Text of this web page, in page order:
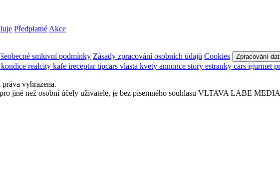
Předplatné Akce
smluvní podmínky Zásady zpracování osobních údajů Cookies Zpracování dat
kondice realcity kafe ireceptartipcars vlasta kvety annonce story estranky cars igurmet
práva vyhrazena.
jiné než osobní účely uživatele, je bez písemného souhlasu VLTAVA LABE